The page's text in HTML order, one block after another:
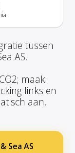
tussen
AS.
maak
links en
aan.
Sea AS